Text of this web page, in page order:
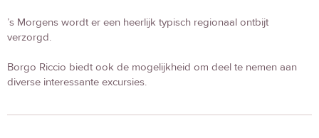
’s Morgens wordt er een heerlijk typisch regionaal ontbijt
verzorgd.
Borgo Riccio biedt ook de mogelijkheid om deel te nemen aan
diverse interessante excursies.